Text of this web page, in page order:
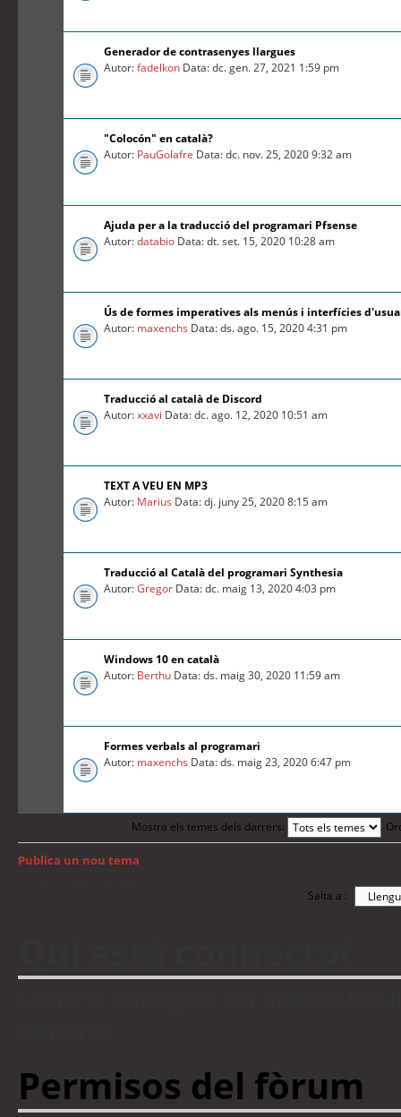
Generador de contrasenyes llargues
Autor:fadelkon Data: dc. gen. 27, 2021 1:59 pm
"Colocón" en català?
Autor: PauGolafre Data: dc. nov. 25, 2020 9:32 am
Ajuda per a la traducció del programari Pfsense
Autor:databio Data: dt. set. 15, 2020 10:28 am
Ús de formes imperatives als menús i interfícies
Autor: maxenchs Data: ds. ago. 15, 2020 4:31 pm
Traducció al català de Discord
Autor:xxavi Data: dc. ago. 12, 2020 10:51 am
TEXT A VEU EN MP3
Autor: Marius Data: dj. juny 25, 2020 8:15 am
Traducció al Català del programari Synthesia
Autor:Gregor Data: dc. maig 13, 2020 4:03 pm
Windows 10 en català
Autor: Berthu Data: ds. maig 30, 2020 11:59 am
Formes verbals al programari
Autor: maxenchs Data: ds. maig 23, 2020 6:47 pm
Mostra els temes dels darrers:
Publica un nou tema
Salta a :
Permisos del fòrum